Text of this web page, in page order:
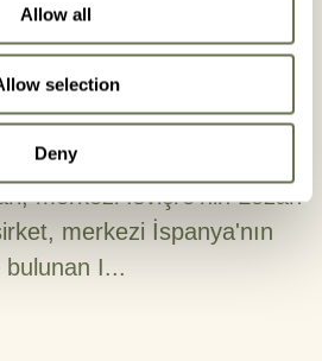
Allow all
selection
Deny
Afrasa'yı Satın
merkezi İsviçre'nin Lozan
merkezi İspanya'nın
bulunan I...